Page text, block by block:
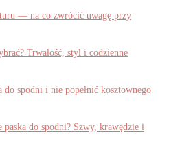
— na co zwrócić uwagę przy
Trwałość, styl i codzienne
do spodni i nie popełnić kosztownego
paska do spodni? Szwy, krawędzie i